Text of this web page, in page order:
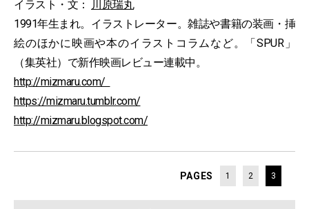
イラスト・文：
川原瑞丸
1991年生まれ。イラストレーター。雑誌や書籍の装画・挿
絵のほかに映画や本のイラストコラムなど。「SPUR」
（集英社）で新作映画レビュー連載中。
http://mizmaru.com/
https://mizmaru.tumblr.com/
http://mizmaru.blogspot.com/
PAGES 1 2 3